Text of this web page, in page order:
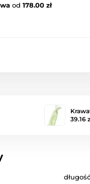
od 178.00 zł
39.16